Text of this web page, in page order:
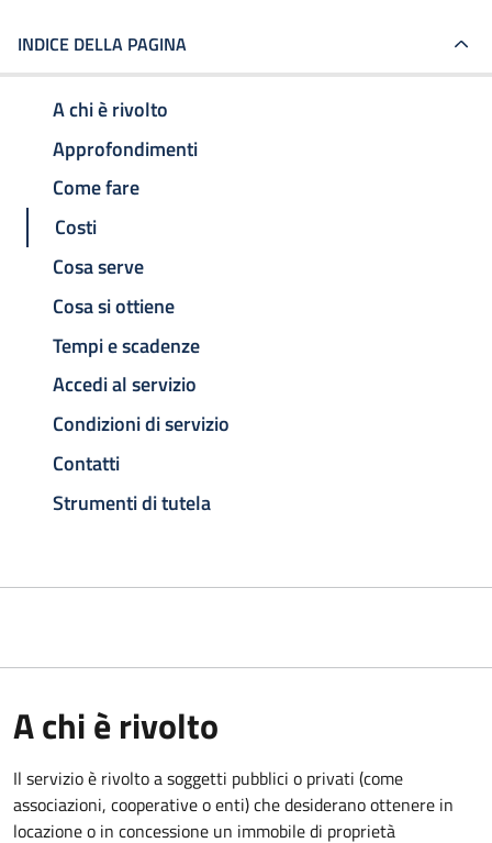
INDICE DELLA PAGINA
A chi è rivolto
Approfondimenti
Come fare
Costi
Cosa serve
Cosa si ottiene
Tempi e scadenze
Accedi al servizio
Condizioni di servizio
Contatti
Strumenti di tutela
A chi è rivolto
Il servizio è rivolto a soggetti pubblici o privati (come
associazioni, cooperative o enti) che desiderano ottenere in
locazione o in concessione un immobile di proprietà